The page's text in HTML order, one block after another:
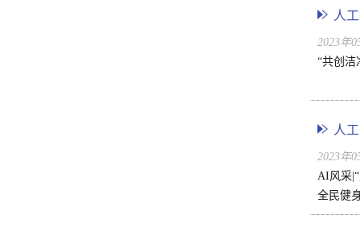
人
2023年
“共创
人
2023年
AI风采
全民健